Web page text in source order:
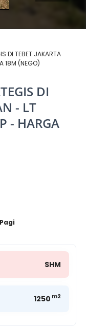
DI TEBET JAKARTA
18M (NEGO)
DI
- LT
- HARGA
SHM
1250 m2